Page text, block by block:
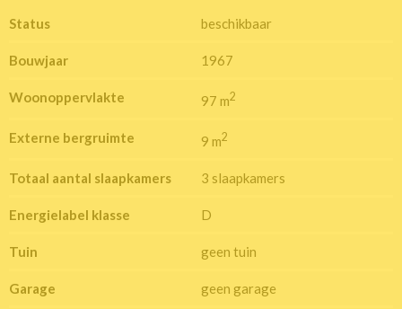
Status beschikbaar
Bouwjaar 1967
Woonoppervlakte 97 m2
Externe bergruimte 9 m2
Totaal aantal slaapkamers 3 slaapkamers
Energielabel klasse D
Tuin geen tuin
Garage geen garage